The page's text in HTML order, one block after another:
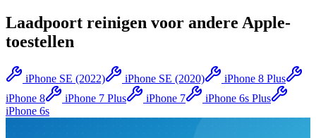
Laadpoort reinigen voor andere Apple-
toestellen
iPhone SE (2022) iPhone SE (2020)
iPhone 8 Plus
iPhone 8
iPhone 7 Plus iPhone 7
iPhone 6s Plus
iPhone 6s